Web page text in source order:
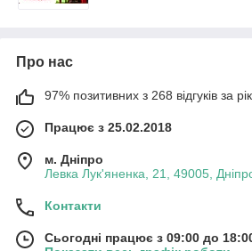
Про нас
97% позитивних з 268 відгуків за рік
Працює з 25.02.2018
м. Дніпро
Левка Лук'яненка, 21, 49005,
Контакти
Сьогодні працює з 09:00 до